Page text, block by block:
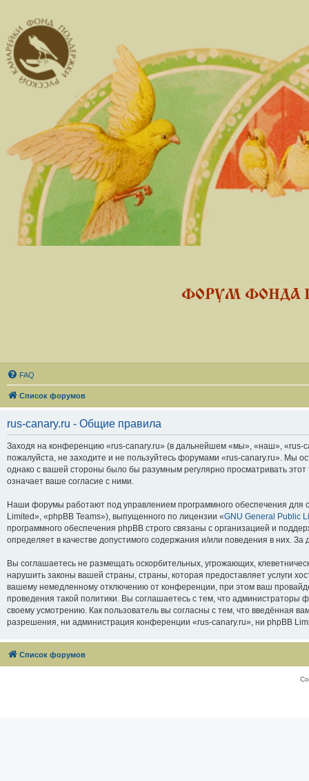
ФОРУМ ФОНДА
FAQ
Список форумов
rus-canary.ru - Общие правила
Заходя на конференцию «rus-canary.ru» (в дальнейшем «мы», «наш», «rus-
пожалуйста, не заходите и не пользуйтесь форумами «rus-canary.ru». Мы
однако с вашей стороны было бы разумным регулярно просматривать
означает ваше согласие с ними.
Наши форумы работают под управлением программного обеспечения
Limited», «phpBB Teams»), выпущенного по лицензии «GNU General Public
программного обеспечения phpBB строго связаны с организацией и
определяет в качестве допустимого содержания и/или поведения в них.
Вы соглашаетесь не размещать оскорбительных, угрожающих,
нарушить законы вашей страны, страны, которая предоставляет услуги
вашему немедленному отключению от конференции, при этом ваш
проведения такой политики. Вы соглашаетесь с тем, что
своему усмотрению. Как пользователь вы согласны с тем, что введённая
разрешения, ни администрация конференции «rus-canary.ru», ни phpBB
Список форумов